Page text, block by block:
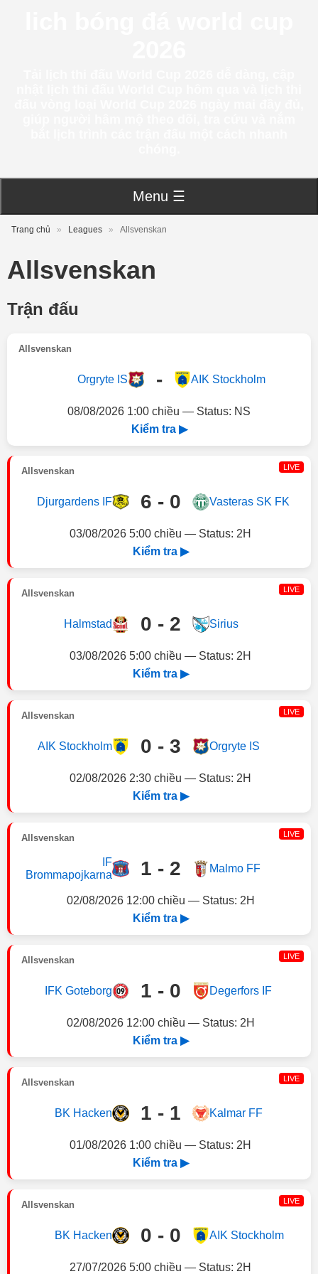
Menu ☰
Trang chủ » Leagues » Allsvenskan
Allsvenskan
Trận đấu
Allsvenskan
Orgryte IS - AIK Stockholm
08/08/2026 1:00 chiều — Status: NS
Kiểm tra ▶
Allsvenskan LIVE
Djurgardens IF 6 - 0 Vasteras SK FK
03/08/2026 5:00 chiều — Status: 2H
Kiểm tra ▶
Allsvenskan LIVE
Halmstad 0 - 2 Sirius
03/08/2026 5:00 chiều — Status: 2H
Kiểm tra ▶
Allsvenskan LIVE
AIK Stockholm 0 - 3 Orgryte IS
02/08/2026 2:30 chiều — Status: 2H
Kiểm tra ▶
Allsvenskan LIVE
IF
Brommapojkarna
1 - 2 Malmo FF
02/08/2026 12:00 chiều — Status: 2H
Kiểm tra ▶
Allsvenskan LIVE
IFK Goteborg 1 - 0 Degerfors IF
02/08/2026 12:00 chiều — Status: 2H
Kiểm tra ▶
Allsvenskan LIVE
BK Hacken 1 - 1 Kalmar FF
01/08/2026 1:00 chiều — Status: 2H
Kiểm tra ▶
Allsvenskan LIVE
BK Hacken 0 - 0 AIK Stockholm
27/07/2026 5:00 chiều — Status: 2H